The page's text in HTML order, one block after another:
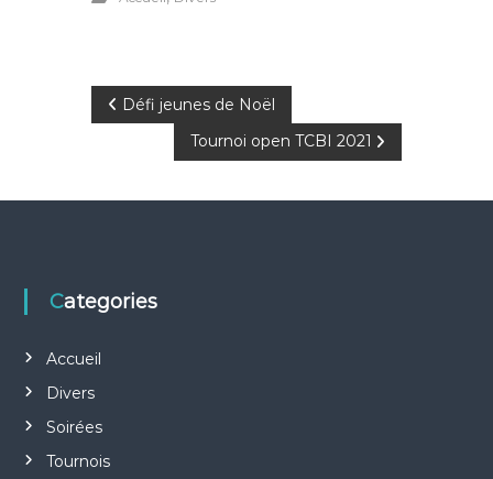
N
v
g
a
t
i
Défi jeunes de Noël
Tournoi open TCBI 2021
Categories
Accueil
Divers
Soirées
Tournois